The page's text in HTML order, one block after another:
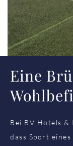
Eine
Bei BV Hotels &
dass Sport